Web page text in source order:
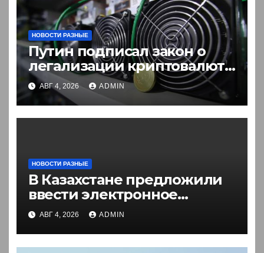
НОВОСТИ РАЗНЫЕ
Путин подписал закон о
легализации криптовалют
в России. Что нужно знать
АВГ 4, 2026 ADMIN
НОВОСТИ РАЗНЫЕ
В Казахстане предложили
ввести электронное
разрешение на въезд для
иностранцев
АВГ 4, 2026 ADMIN